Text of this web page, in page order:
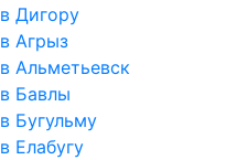
в Дигору
в Агрыз
в Альметьевск
в Бавлы
в Бугульму
в Елабугу